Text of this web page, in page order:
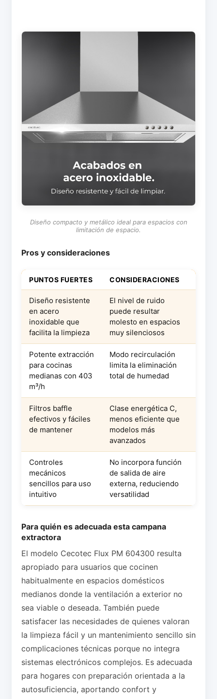
Diseño compacto y metálico ideal para espacios con
limitación de espacio.
Pros y consideraciones
PUNTOS FUERTES CONSIDERACIONES
Diseño resistente
en acero
inoxidable que
facilita la limpieza
El nivel de ruido
puede resultar
molesto en espacios
muy silenciosos
Potente extracción
para cocinas
medianas con 403
m³/h
Modo recirculación
limita la eliminación
total de humedad
Filtros baffle
efectivos y fáciles
de mantener
Clase energética C,
menos eficiente que
modelos más
avanzados
Controles
mecánicos
sencillos para uso
intuitivo
No incorpora función
de salida de aire
externa, reduciendo
versatilidad
Para quién es adecuada esta campana
extractora
El modelo Cecotec Flux PM 604300 resulta
apropiado para usuarios que cocinen
habitualmente en espacios domésticos
medianos donde la ventilación a exterior no
sea viable o deseada. También puede
satisfacer las necesidades de quienes valoran
la limpieza fácil y un mantenimiento sencillo sin
complicaciones técnicas porque no integra
sistemas electrónicos complejos. Es adecuada
para hogares con preparación orientada a la
autosuficiencia, aportando confort y